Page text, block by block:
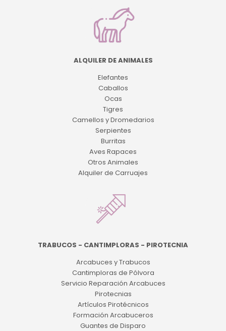
ALQUILER DE ANIMALES
Elefantes
Caballos
Ocas
Tigres
Camellos y Dromedarios
Serpientes
Burritas
Aves Rapaces
Otros Animales
Alquiler de Carruajes
TRABUCOS - CANTIMPLORAS - PIROTECNIA
Arcabuces y Trabucos
Cantimploras de Pólvora
Servicio Reparación Arcabuces
Pirotecnias
Artículos Pirotécnicos
Formación Arcabuceros
Guantes de Disparo